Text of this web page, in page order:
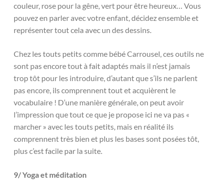
couleur, rose pour la gêne, vert pour être heureux… Vous
pouvez en parler avec votre enfant, décidez ensemble et
représenter tout cela avec un des dessins.
Chez les touts petits comme bébé Carrousel, ces outils ne
sont pas encore tout à fait adaptés mais il n’est jamais
trop tôt pour les introduire, d’autant que s’ils ne parlent
pas encore, ils comprennent tout et acquièrent le
vocabulaire ! D’une manière générale, on peut avoir
l’impression que tout ce que je propose ici ne va pas «
marcher » avec les touts petits, mais en réalité ils
comprennent très bien et plus les bases sont posées tôt,
plus c’est facile par la suite.
9/ Yoga et méditation